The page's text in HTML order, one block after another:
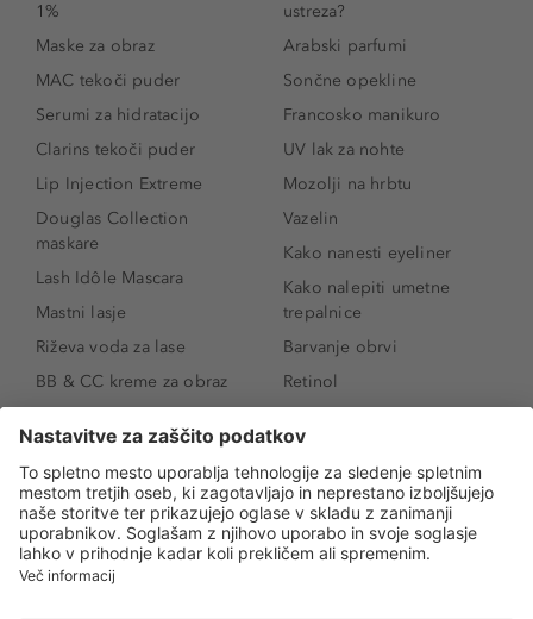
1%
Maske za obraz
MAC tekoči puder
Serumi za hidratacijo
Clarins tekoči puder
Lip Injection Extreme
Douglas Collection
maskare
Lash Idôle Mascara
Mastni lasje
Riževa voda za lase
BB & CC kreme za obraz
SPF 30
Senčila za oči
Tekoči puder
Ličenje povešenih vek
Kako povečati oči
ustreza?
Arabski parfumi
Sončne opekline
Francosko manikuro
UV lak za nohte
Mozolji na hrbtu
Vazelin
Kako nanesti eyeliner
Kako nalepiti umetne
trepalnice
Barvanje obrvi
Retinol
Niacinamid
Rozacea
Salicilna kislina